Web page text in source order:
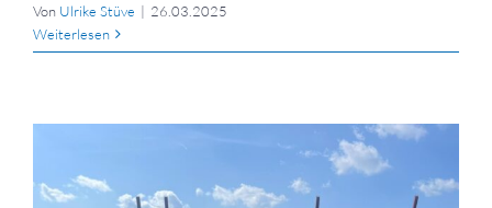
Von Ulrike Stüve | 26.03.2025
Weiterlesen